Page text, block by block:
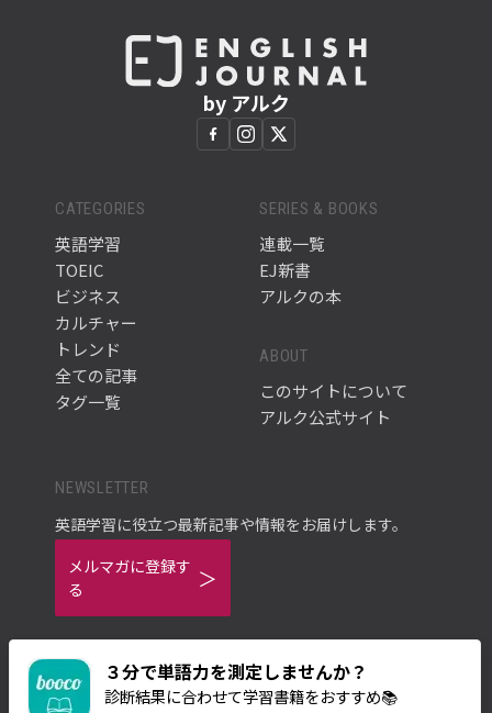
３分で単語力を測定しませんか？
診断結果に合わせて学習書籍をおすすめ📚
by アルク
CATEGORIES
英語学習
TOEIC
ビジネス
カルチャー
トレンド
全ての記事
タグ一覧
SERIES & BOOKS
連載一覧
EJ新書
アルクの本
ABOUT
このサイトについて
アルク公式サイト
NEWSLETTER
英語学習に役立つ最新記事や情報をお届けします。
メルマガに登録す
る